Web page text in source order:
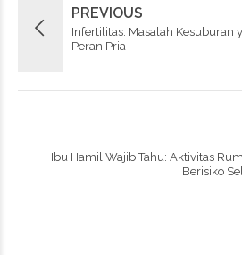
PREVIOUS
Infertilitas: Masalah Kesuburan
Peran Pria
Ibu Hamil Wajib Tahu: Aktivitas
Berisiko